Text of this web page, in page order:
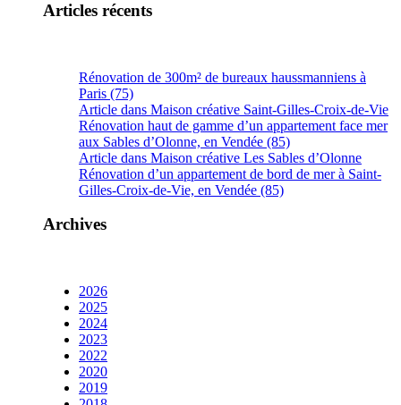
Articles récents
Rénovation de 300m² de bureaux haussmanniens à
Paris (75)
Article dans Maison créative Saint-Gilles-Croix-de-Vie
Rénovation haut de gamme d’un appartement face mer
aux Sables d’Olonne, en Vendée (85)
Article dans Maison créative Les Sables d’Olonne
Rénovation d’un appartement de bord de mer à Saint-
Gilles-Croix-de-Vie, en Vendée (85)
Archives
2026
2025
2024
2023
2022
2020
2019